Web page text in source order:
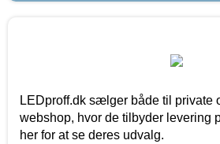
LEDproff.dk sælger både til private
webshop, hvor de tilbyder levering
her for at se deres udvalg.